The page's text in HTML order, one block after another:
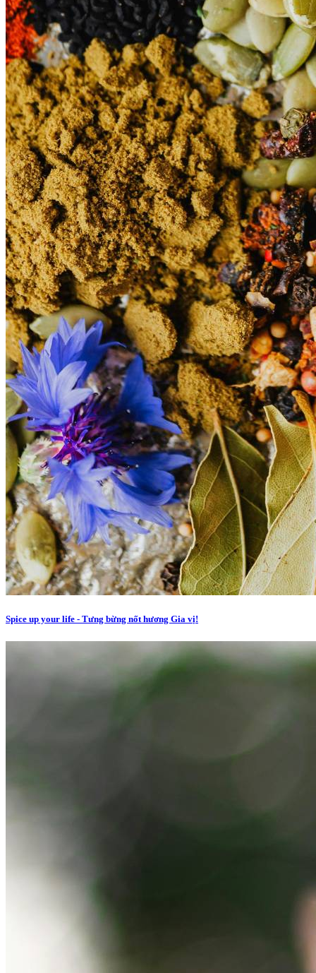
Spice up your life - Tưng bừng nốt hương Gia vị!